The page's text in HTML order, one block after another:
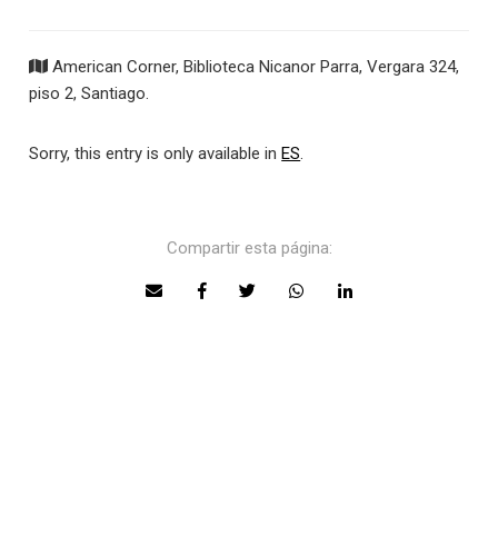
American Corner, Biblioteca Nicanor Parra, Vergara 324,
piso 2, Santiago.
Sorry, this entry is only available inES.
Compartir esta página: